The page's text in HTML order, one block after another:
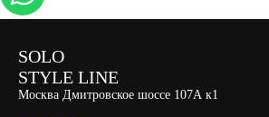
SOLO
STYLE LINE
Москва Дмитровское шоссе 107А к1